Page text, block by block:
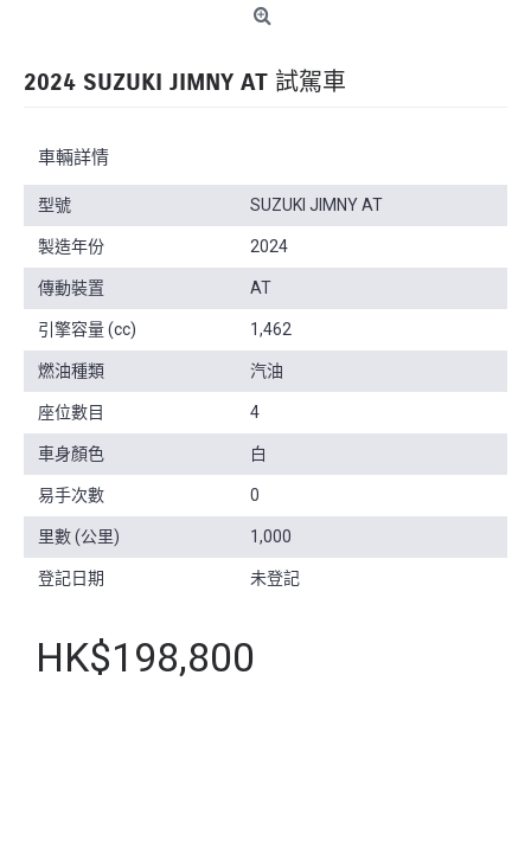
2024 SUZUKI JIMNY AT 試駕車
車輛詳情
型號 SUZUKI JIMNY AT
製造年份 2024
傳動裝置 AT
引擎容量 (cc) 1,462
燃油種類 汽油
座位數目 4
車身顏色 白
易手次數 0
里數 (公里) 1,000
登記日期 未登記
HK$198,800